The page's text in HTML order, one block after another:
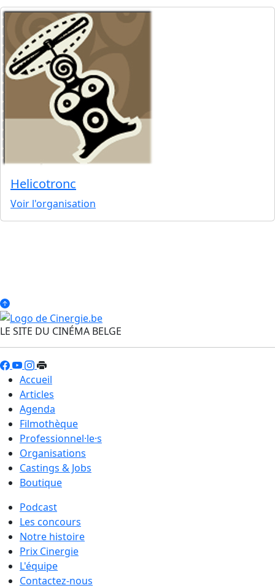
Helicotronc
Voir l'organisation
LE SITE DU CINÉMA BELGE
Accueil
Articles
Agenda
Filmothèque
Professionnel·le·s
Organisations
Castings & Jobs
Boutique
Podcast
Les concours
Notre histoire
Prix Cinergie
L'équipe
Contactez-nous